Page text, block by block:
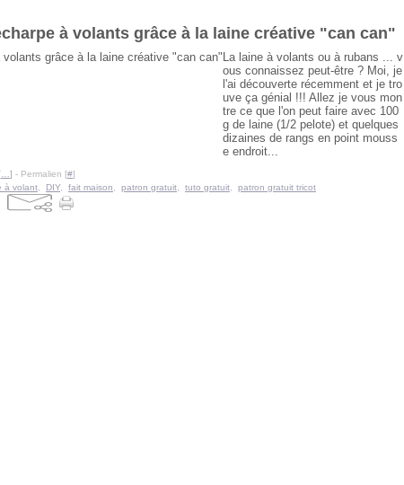
à volants grâce à la laine créative "can can"
La laine à volants ou à rubans ... v
ous connaissez peut-être ? Moi, je
l'ai découverte récemment et je tro
uve ça génial !!! Allez je vous mon
tre ce que l'on peut faire avec 100
g de laine (1/2 pelote) et quelques
dizaines de rangs en point mouss
e endroit...
] - Permalien [#]
à volant DIY fait maison patron gratuit tuto gratuit patron gratuit tricot